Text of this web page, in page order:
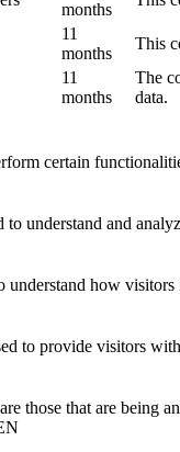
months
11
months
This
11
months
The
data.
certain
to understand and
understand how
to provide visitors
those that are being